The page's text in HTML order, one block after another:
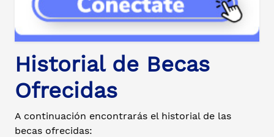
Historial de Becas
Ofrecidas
A continuación encontrarás el historial de las
becas ofrecidas: